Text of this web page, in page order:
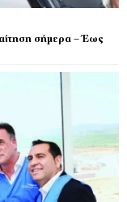
σήμερα – Έως